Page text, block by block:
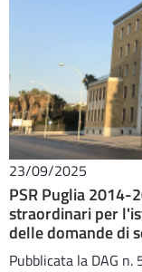
23/09/2025
PSR Puglia
straordinari per
delle domande di
Pubblicata la DAG n.